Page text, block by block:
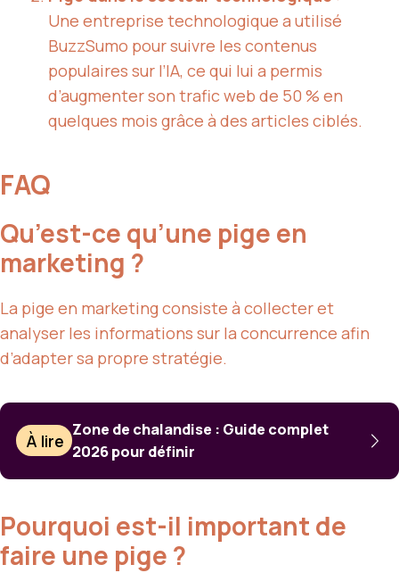
Une entreprise technologique a utilisé
BuzzSumo pour suivre les contenus
populaires sur l’IA, ce qui lui a permis
d’augmenter son trafic web de 50 % en
quelques mois grâce à des articles ciblés.
FAQ
Qu’est-ce qu’une pige en
marketing ?
La pige en marketing consiste à collecter et
analyser les informations sur la concurrence afin
d’adapter sa propre stratégie.
À lire
Zone de chalandise : Guide complet
2026 pour définir
Pourquoi est-il important de
faire une pige ?